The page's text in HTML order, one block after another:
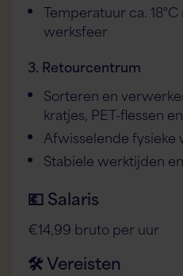
Temperatuur ca.
werksfeer
3. Retourcentrum
Sorteren en
kratjes, PET-flessen
Afwisselende fysieke
Stabiele werktijden
💶 Salaris
€14,99 bruto per uur
🛠 Vereisten
Hallo! Hoe kan ik je vandaag